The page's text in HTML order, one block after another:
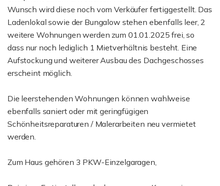
Wunsch wird diese noch vom Verkäufer fertiggestellt. Das
Ladenlokal sowie der Bungalow stehen ebenfalls leer, 2
weitere Wohnungen werden zum 01.01.2025 frei, so
dass nur noch lediglich 1 Mietverhältnis besteht. Eine
Aufstockung und weiterer Ausbau des Dachgeschosses
erscheint möglich.
Die leerstehenden Wohnungen können wahlweise
ebenfalls saniert oder mit geringfügigen
Schönheitsreparaturen / Malerarbeiten neu vermietet
werden.
Zum Haus gehören 3 PKW-Einzelgaragen,